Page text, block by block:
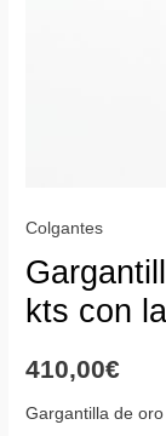
Colgantes
kts con
410,00€
Gargantilla de